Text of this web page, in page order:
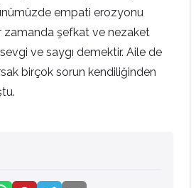
empati erozyonu
zamanda şefkat ve nezaket
ve saygı demektir. Aile de
birçok sorun kendiliğinden